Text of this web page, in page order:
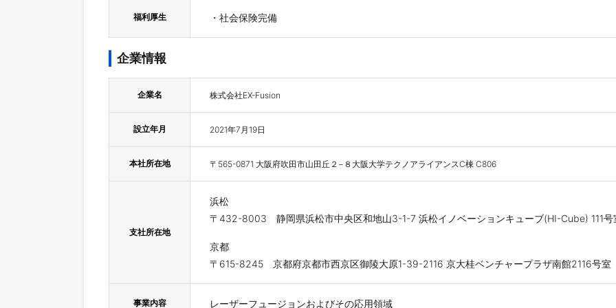
福利厚生 ・社会保険完備
企業情報
企業名 株式会社EX-Fusion
設立年月 2021年7月19日
本社所在地 〒565-0871 大阪府吹田市山田丘２−８大阪大学テクノアライアンスC棟 C806
支社所在地
浜松
〒432-8003 静岡県浜松市中央区和地山3-1-7 浜松イノベーションキューブ(HI-Cube) 111号
京都
〒615-8245 京都府京都市西京区御陵大原1-39-2116 京大桂ベンチャープラザ南館2116号室
事業内容 レーザーフュージョンおよびその応用領域